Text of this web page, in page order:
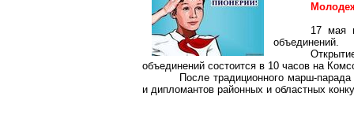
17 мая
объединений.
объединений состоится в 10 часов на
После традиционного марш-
и дипломантов районных и областных